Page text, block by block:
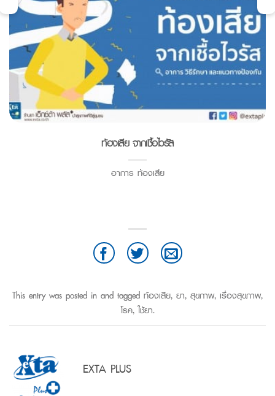
ท้องเสีย จากเชื้อไวรัส
อาการ ท้องเสีย
This entry was posted in and tagged ท้องเสีย, ยา, สุขภาพ, เรื่องสุขภาพ,
โรค,ใช้ยา.
EXTA PLUS